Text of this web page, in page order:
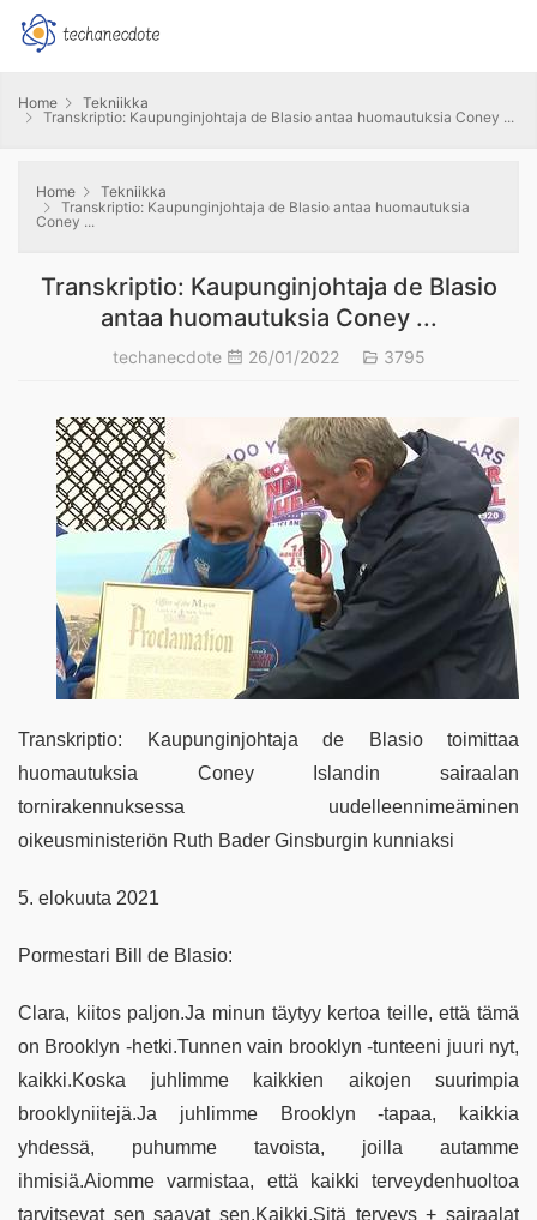
Home
Tekniikka
Transkriptio: Kaupunginjohtaja de Blasio antaa huomautuksia Coney ...
Home
Tekniikka
Transkriptio: Kaupunginjohtaja de Blasio antaa huomautuksia
Coney ...
Transkriptio: Kaupunginjohtaja de Blasio
antaa huomautuksia Coney ...
techanecdote 26/01/2022 3795
Transkriptio: Kaupunginjohtaja de Blasio toimittaa
huomautuksia Coney Islandin sairaalan
tornirakennuksessa uudelleennimeäminen
oikeusministeriön Ruth Bader Ginsburgin kunniaksi
5. elokuuta 2021
Pormestari Bill de Blasio:
Clara, kiitos paljon.Ja minun täytyy kertoa teille, että tämä
on Brooklyn -hetki.Tunnen vain brooklyn -tunteeni juuri nyt,
kaikki.Koska juhlimme kaikkien aikojen suurimpia
brooklyniitejä.Ja juhlimme Brooklyn -tapaa, kaikkia
yhdessä, puhumme tavoista, joilla autamme
ihmisiä.Aiomme varmistaa, että kaikki terveydenhuoltoa
tarvitsevat sen saavat sen.Kaikki.Sitä terveys + sairaalat